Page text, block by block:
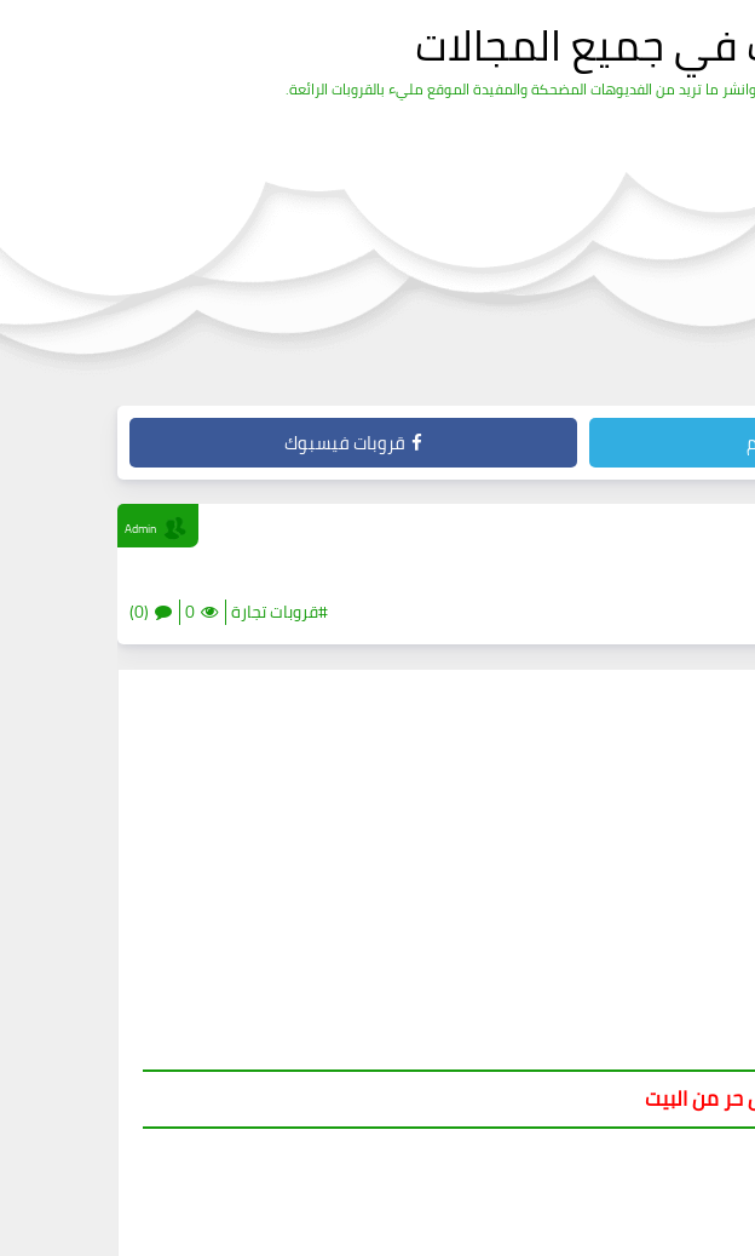
في جميع المجالات
ما تريد من الفديوهات المضحكة والمفيدة الموقع مليء بالقروبات الرائعة.
قروبات فيسبوك
#قروبات تجارة 0
(0)
Admin
من البيت